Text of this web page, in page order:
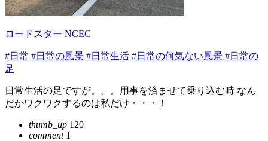
ロードスター NCEC
#日常 #日常の風景 #日常生活 #日常の何気ない風景 #日常の
足
日常生活の足ですが。。。用事を済ませて乗り込む時 なん
だかワクワクするのは私だけ・・・！
thumb_up 120
comment1